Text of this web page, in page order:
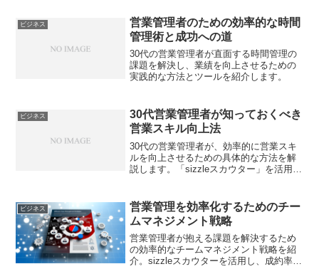
ビジネス
営業管理者のための効率的な時間
管理術と成功への道
30代の営業管理者が直面する時間管理の
課題を解決し、業績を向上させるための
実践的な方法とツールを紹介します。
ビジネス
30代営業管理者が知っておくべき
営業スキル向上法
30代の営業管理者が、効率的に営業スキ
ルを向上させるための具体的な方法を解
説します。「sizzleスカウター」を活用し
ビジネス
営業管理を効率化するためのチー
ムマネジメント戦略
営業管理者が抱える課題を解決するため
の効率的なチームマネジメント戦略を紹
介。sizzleスカウターを活用し、成約率向